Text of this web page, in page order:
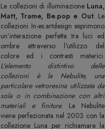
Le collezioni di illuminazione Luna,
Matt, Trame, Be.pop e Out. Le
collezioni In-es.artdesign esprimono
un’interazione perfetta tra luci ed
ombre attraverso l'utilizzo del
colore ed i contrasti materici.
L'elemento distintivo delle
collezioni è la Nebulite, una
particolare vetroresina utilizzata da
sola o in combinazione con altri
materiali e finiture. La Nebulite
viene perfezionata nel 2003 con la
collezione Luna per richiamare la